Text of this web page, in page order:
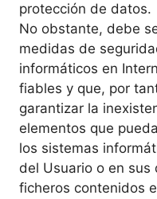
protección de datos.
No obstante, debe
medidas de
informáticos en
fiables y que, por
garantizar la
elementos que
los sistemas
del Usuario o en
ficheros contenidos